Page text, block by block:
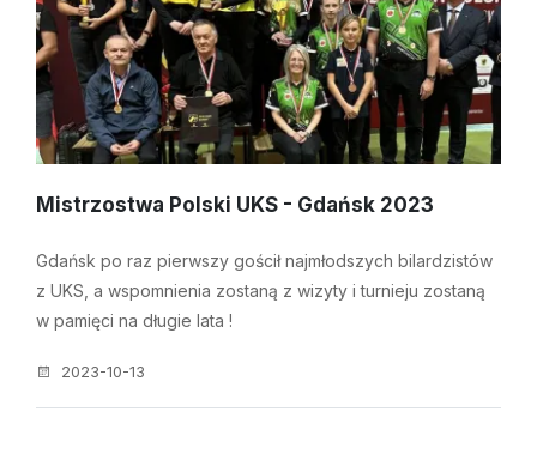
Mistrzostwa Polski UKS - Gdańsk 2023
Gdańsk po raz pierwszy gościł najmłodszych bilardzistów
z UKS, a wspomnienia zostaną z wizyty i turnieju zostaną
w pamięci na długie lata !
2023-10-13